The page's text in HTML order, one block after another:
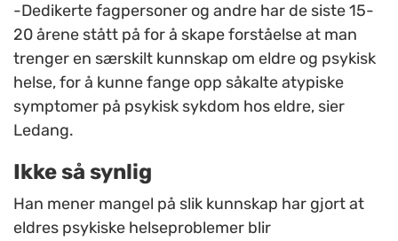
-Dedikerte fagpersoner og andre har de siste 15-
20 årene stått på for å skape forståelse at man
trenger en særskilt kunnskap om eldre og psykisk
helse, for å kunne fange opp såkalte atypiske
symptomer på psykisk sykdom hos eldre, sier
Ledang.
Ikke så synlig
Han mener mangel på slik kunnskap har gjort at
eldres psykiske helseproblemer blir